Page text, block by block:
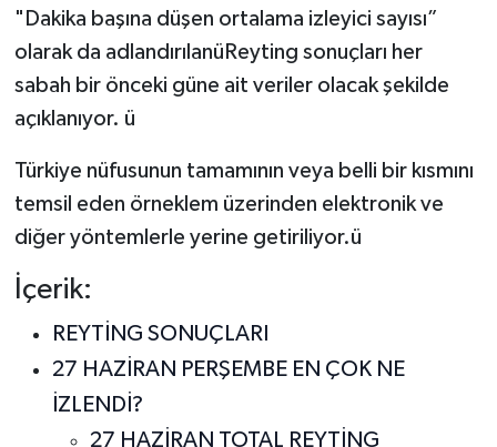
"Dakika başına düşen ortalama izleyici sayısı”
olarak da adlandırılanüReyting sonuçları her
sabah bir önceki güne ait veriler olacak şekilde
açıklanıyor. ü
Türkiye nüfusunun tamamının veya belli bir kısmını
temsil eden örneklem üzerinden elektronik ve
diğer yöntemlerle yerine getiriliyor.ü
İçerik:
REYTİNG SONUÇLARI
27 HAZİRAN PERŞEMBE EN ÇOK NE
İZLENDİ?
27 HAZİRAN TOTAL REYTİNG